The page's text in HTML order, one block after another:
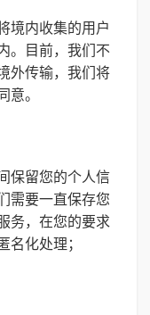
境内收集的用户
。目前，我们不
外传输，我们将
。
保留您的个人信
需要一直保存您
务，在您的要求
化处理；